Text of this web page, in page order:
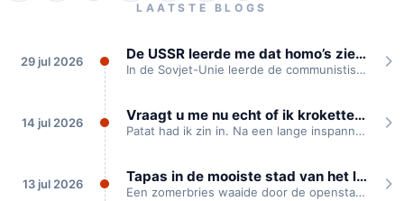
LAATSTE BLOGS
29 jul 2026 De USSR leerde me dat homo’s ziek zijn
In de Sovjet-Unie leerde de communistische partij mij dat homoseksualiteit een ziekte is, waarvoor...
14 jul 2026 Vraagt u me nu echt of ik kroketten heb?
Patat had ik zin in. Na een lange inspannende theaterdag waren we onderweg naar...
13 jul 2026 Tapas in de mooiste stad van het land
Een zomerbries waaide door de openstaande kloosterramen. Buiten klepperden de ooievaren die voor het...